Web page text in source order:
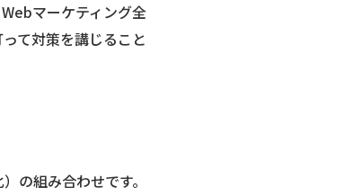
マーケティング全
て対策を講じること
の組み合わせです。